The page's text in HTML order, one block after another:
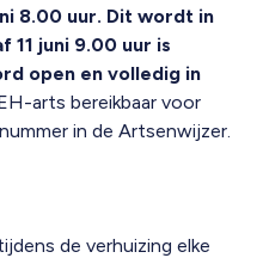
8.00 uur. Dit wordt in
11 juni 9.00 uur is
open en volledig in
arts bereikbaar voor
in de Artsenwijzer.
de verhuizing elke